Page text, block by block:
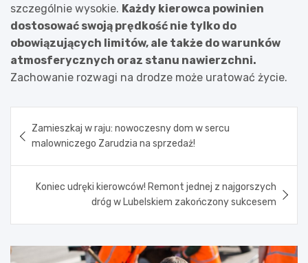
szczególnie wysokie. Każdy kierowca powinien
dostosować swoją prędkość nie tylko do
obowiązujących limitów, ale także do warunków
atmosferycznych oraz stanu nawierzchni.
Zachowanie rozwagi na drodze może uratować życie.
wpisu
Zamieszkaj w raju: nowoczesny dom w sercu
malowniczego Zarudzia na sprzedaż!
Koniec udręki kierowców! Remont jednej z najgorszych
dróg w Lubelskiem zakończony sukcesem